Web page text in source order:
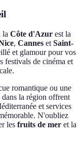
la Côte d'Azur est la
, Cannes et Saint-
et glamour pour vos
festivals de cinéma et
romantique ou une
la région offrent
et services
N'oubliez
les fruits de mer et la